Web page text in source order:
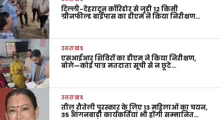
दिल्ली-देहरादून कॉरिडोर से जुड़ी 12 किमी
ग्रीनफील्ड बाईपास का डीएम ने किया निरीक्षण…
उत्तराखंड
एसआईआर शिविरों का डीएम ने किया निरीक्षण,
बोले—कोई पात्र मतदाता सूची से न छूटे…
उत्तराखंड
तीलू रौतेली पुरस्कार के लिए 13 महिलाओं का चयन,
35 आंगनबाड़ी कार्यकर्तियां भी होंगी सम्मानित…